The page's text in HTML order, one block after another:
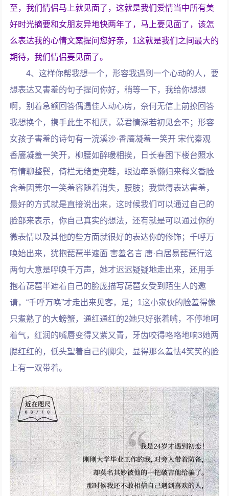
至，我们情侣马上就见面了，这就是我们爱情当中所有美
好时光摘要和女朋友异地快两年了，马上要见面了，该怎
么表达我的心情文案提问您好亲，1这就是我们之间最大的
期待，我们情侣要见面了。
4、这样你帮我想一个，形容我遇到一个心动的人，要
想表达又害羞的句子提问你好，稍等一下，我给你想想
啊，别着急额回答偶遇佳人动心房，奈何无信上前撩回答
我想换个，携手此生不相厌，慕君情深若初见会不；形容
女孩子害羞的诗句有一浣溪沙·香靥凝羞一笑开 宋代秦观
香靥凝羞一笑开，柳腰如醉暖相挨，日长春困下楼台照水
有情聊整鬓，倚栏无绪更兜鞋，眼边牵系懒归来释义香脸
含羞因莞尔一笑羞容随着消失，腰肢；我觉得表达害羞，
最好的方式就是直接说出来，这时候我们可以通过自己的
脸部来表示，你自己真实的想法，还有就是可以通过你的
微表情以及其他的些方面就很好的表达你的修饰；千呼万
唤始出来，犹抱琵琶半遮面 害羞名言 唐·白居易琵琶行这
两句大意是呼唤千万声，她才迟迟疑疑地走出来，还用手
抱着琵琶半遮着自己的脸庞描写琵琶女受到陌生人的邀
请，“千呼万唤”才走出来见客，足；1这小家伙的脸羞得像
只煮熟了的大螃蟹，通红通红的2她只好张着嘴，不停地呵
着气，红润的嘴唇变得又紫又青，牙齿咬得咯咯地响3她两
腮红红的，低头望着自己的脚尖，显得那么羞怯4笑笑的脸
上有一双带着。